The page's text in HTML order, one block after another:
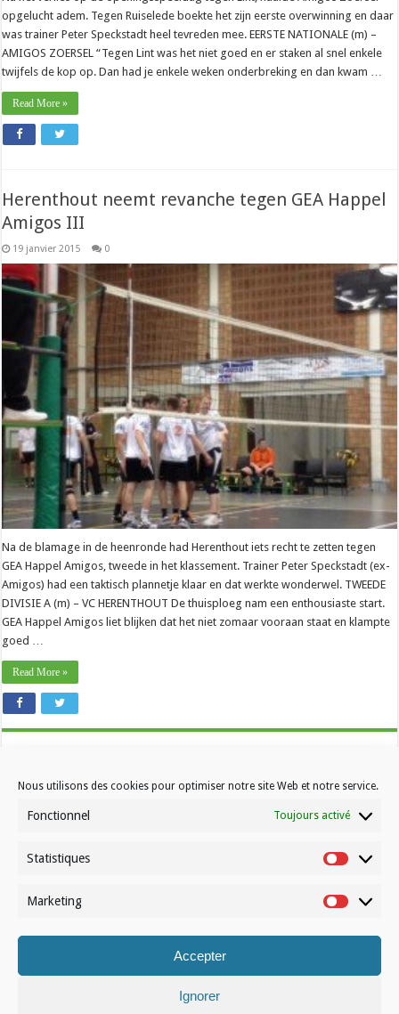
Nous utilisons des cookies pour optimiser notre site Web et notre service.
Fonctionnel Toujours activé
Statistiques
Marketing
Accepter
Ignorer
opgelucht adem. Tegen Ruiselede boekte het zijn eerste overwinning en daar
was trainer Peter Speckstadt heel tevreden mee. EERSTE NATIONALE (m) –
AMIGOS ZOERSEL “Tegen Lint was het niet goed en er staken al snel enkele
twijfels de kop op. Dan had je enkele weken onderbreking en dan kwam …
Read More »
Herenthout neemt revanche tegen GEA Happel
Amigos III
19 janvier 2015 0
Na de blamage in de heenronde had Herenthout iets recht te zetten tegen
GEA Happel Amigos, tweede in het klassement. Trainer Peter Speckstadt (ex-
Amigos) had een taktisch plannetje klaar en dat werkte wonderwel. TWEEDE
DIVISIE A (m) – VC HERENTHOUT De thuisploeg nam een enthousiaste start.
GEA Happel Amigos liet blijken dat het niet zomaar vooraan staat en klampte
goed …
Read More »
Contactez-nous
© Volleynews.be2026
Déclaration de confidentialité